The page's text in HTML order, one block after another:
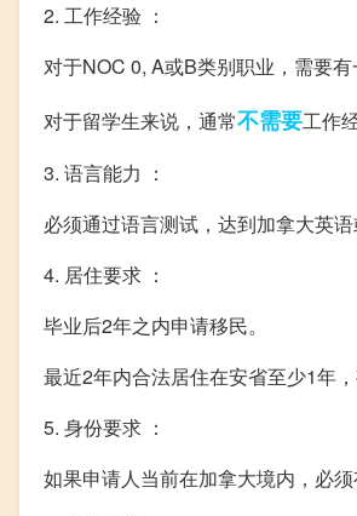
2. 工作经验 ：
对于NOC 0, A或B类别职业，需要
对于留学生来说，通常不需要工作
3. 语言能力 ：
必须通过语言测试，达到加拿大英语
4. 居住要求 ：
毕业后2年之内申请移民。
最近2年内合法居住在安省至少1年
5. 身份要求 ：
如果申请人当前在加拿大境内，必须